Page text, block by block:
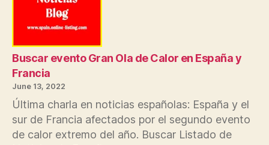
Buscar evento Gran Ola de Calor en España y
Francia
June 13, 2022
Última charla en noticias españolas: España y el
sur de Francia afectados por el segundo evento
de calor extremo del año. Buscar Listado de